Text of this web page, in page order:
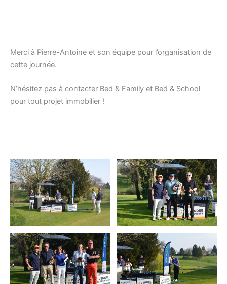
Merci à Pierre-Antoine et son équipe pour l’organisation de
cette journée.
N’hésitez pas à contacter Bed & Family et Bed & School
pour tout projet immobilier !